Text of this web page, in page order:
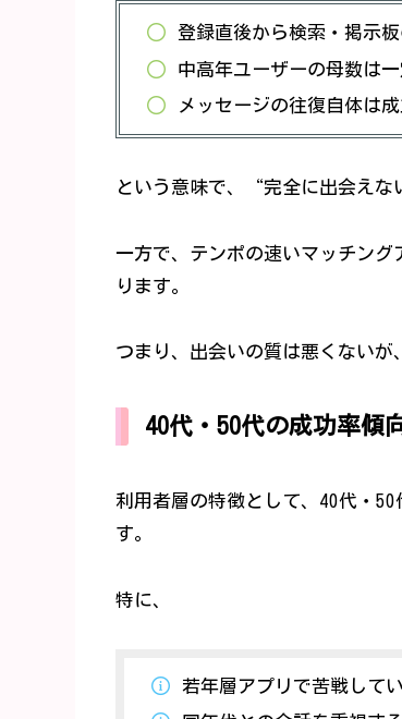
登録直後から検索・掲示
中高年ユーザーの母数は
メッセージの往復自体は
という意味で、“完全に出会えな
一方で、テンポの速いマッチン
ります。
つまり、出会いの質は悪くないが
40代・50代の成功率傾
利用者層の特徴として、40代・
す。
特に、
若年層アプリで苦戦して